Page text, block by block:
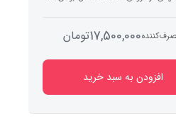
17,500,000تومان
افزودن به سبد خرید